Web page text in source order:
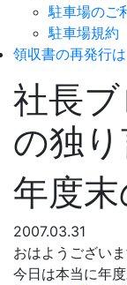
駐車場のご
駐車場規約
領収書の再発行
社長
の独り
年度
2007.03.31
おはようございま
今日は本当に年